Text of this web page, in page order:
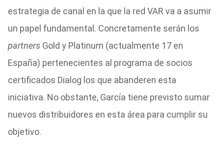
estrategia de canal en la que la red VAR va a asumir
un papel fundamental. Concretamente serán los
partnersGold y Platinum (actualmente 17 en
España) pertenecientes al programa de socios
certificados Dialog los que abanderen esta
iniciativa. No obstante, García tiene previsto sumar
nuevos distribuidores en esta área para cumplir su
objetivo.